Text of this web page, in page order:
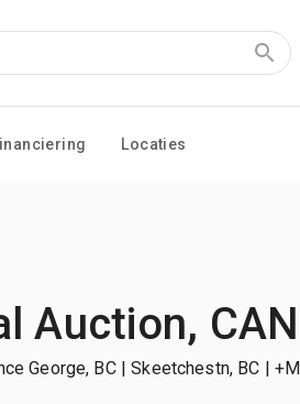
Locaties
Auction, CAN
George, BC | Skeetchestn, BC |